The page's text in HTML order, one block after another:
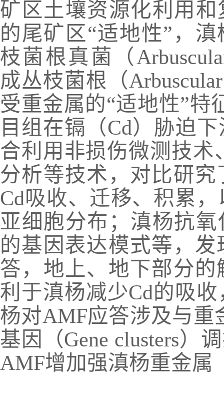
矿区土壤资源化利用
的尾矿区“适地性”，
枝菌根真菌（
成丛枝菌根（
受重金属的“适地性”特
目组在镉（Cd）胁迫
合利用非损伤微测技术
分析等技术，对比研究
Cd吸收、迁移、积累，
亚细胞分布；滇杨抗
的基因表达模式等，
答，地上、地下部分
利于滇杨减少Cd的吸
杨对AMF应答涉及与重
基因（Gene clusters）
AMF增加强滇杨重金属